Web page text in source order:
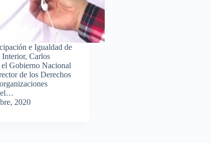
e Igualdad de
Carlos
Gobierno Nacional
de los Derechos
el…
2020